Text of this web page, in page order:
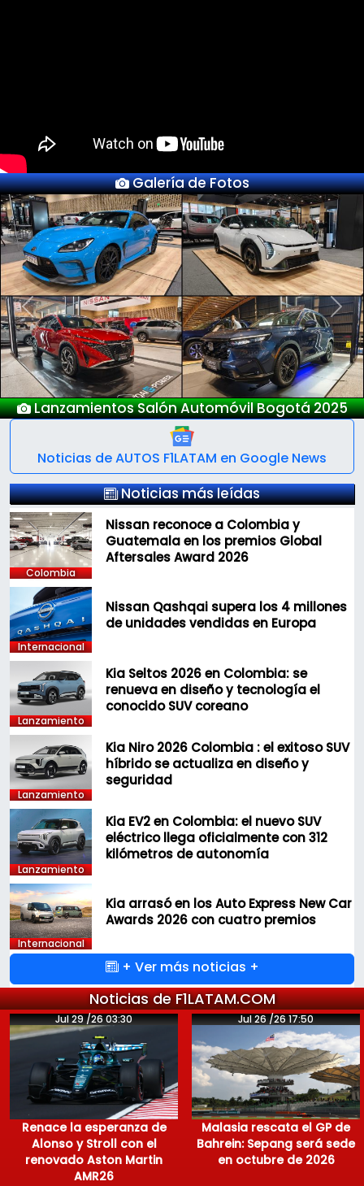
Galería de Fotos
Nuevo Deepal S05
Previous Next
Noticias de AUTOS F1LATAM en Google News
Noticias más leídas
Colombia
Nissan reconoce a Colombia y
Guatemala en los premios Global
Aftersales Award 2026
Internacional
Nissan Qashqai supera los 4 millones
de unidades vendidas en Europa
Lanzamiento
Kia Seltos 2026 en Colombia: se
renueva en diseño y tecnología el
conocido SUV coreano
Lanzamiento
Kia Niro 2026 Colombia : el exitoso SUV
híbrido se actualiza en diseño y
seguridad
Lanzamiento
Kia EV2 en Colombia: el nuevo SUV
eléctrico llega oficialmente con 312
kilómetros de autonomía
Internacional
Kia arrasó en los Auto Express New Car
Awards 2026 con cuatro premios
+ Ver más noticias +
Noticias de F1LATAM.COM
Jul 29 /26 03:30
Renace la esperanza de
Alonso y Stroll con el
renovado Aston Martin
AMR26
Jul 26 /26 17:50
Malasia rescata el GP de
Bahrein: Sepang será sede
en octubre de 2026